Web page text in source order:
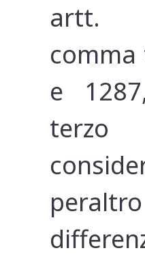
artt.
comma
e